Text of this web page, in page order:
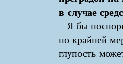
в случае
– Я бы
по крайней
глупость